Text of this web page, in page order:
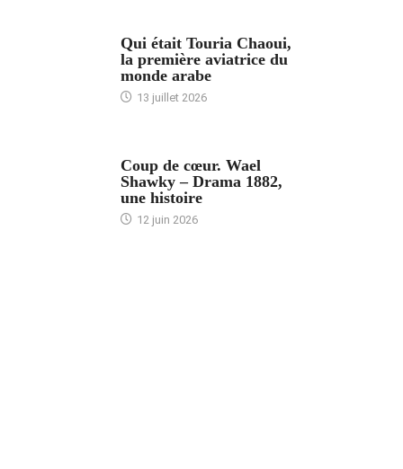
Qui était Touria Chaoui,
la première aviatrice du
monde arabe
13 juillet 2026
Coup de cœur. Wael
Shawky – Drama 1882,
une histoire
12 juin 2026